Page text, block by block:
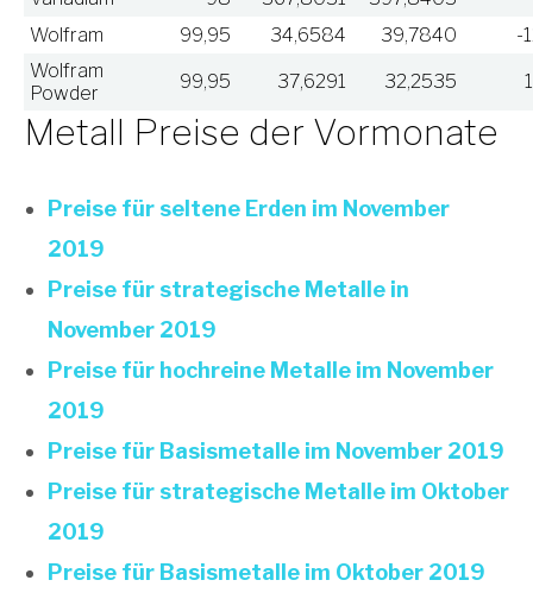
Wolfram
99,95 34,6584 39,7840
-
Wolfram
Powder
99,95 37,6291 32,2535
Metall Preise der Vormonate
Preise für seltene Erden im November
2019
Preise für strategische Metalle in
November 2019
Preise für hochreine Metalle im November
2019
Preise für Basismetalle im November 2019
Preise für strategische Metalle im Oktober
2019
Preise für Basismetalle im Oktober 2019